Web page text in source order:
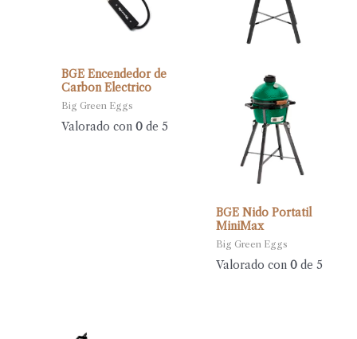
BGE Encendedor de
Carbon Electrico
Big Green Eggs
Valorado con0 de 5
BGE Nido Portatil
MiniMax
Big Green Eggs
Valorado con 0de 5